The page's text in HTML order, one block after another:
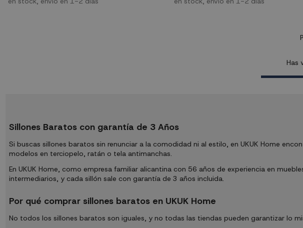
en cualquier lugar de tu hogar donde
Has
Sillones Baratos con garantía de 3 Años
Si buscas sillones baratos sin renunciar a la comodidad ni al estilo, en UKUK Home
modelos en terciopelo, ratán o tela antimanchas.
En UKUK Home, como empresa familiar alicantina con 56 años de experiencia en
intermediarios, y cada sillón sale con garantía de 3 años incluida.
Por qué comprar sillones baratos en UKUK Home
No todos los sillones baratos son iguales, y no todas las tiendas pueden garantizar lo